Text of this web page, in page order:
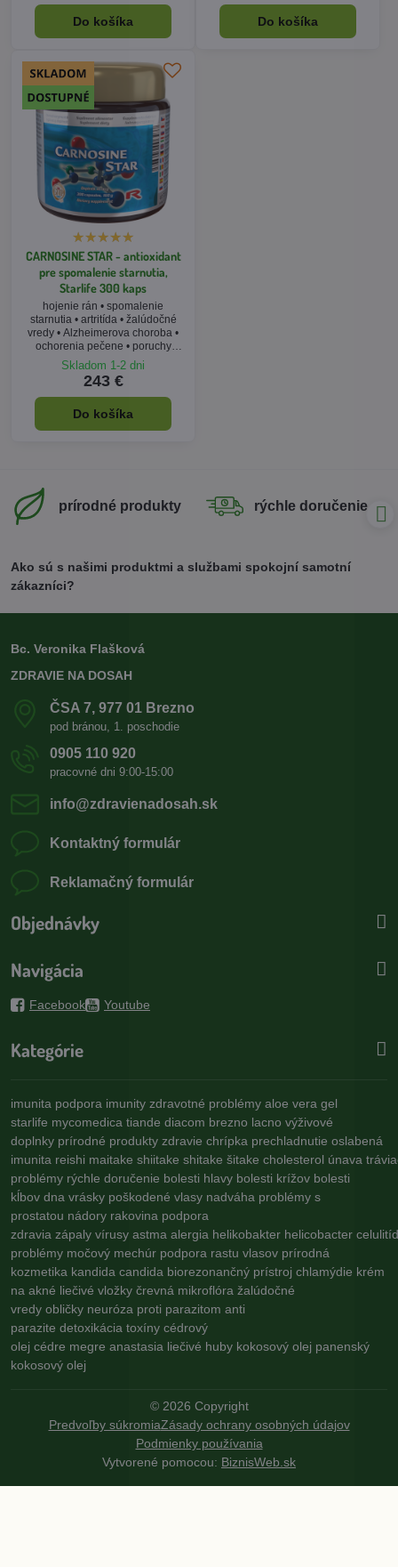
Do košíka Do košíka
CARNOSINE STAR - antioxidant
pre spomalenie starnutia,
Starlife 300 kaps
hojenie rán • spomalenie
starnutia • artritída • žalúdočné
vredy • Alzheimerova choroba •
ochorenia pečene • poruchy
spánku • výhodné XXL balenie
Skladom 1-2 dni
243 €
Do košíka
prírodné produkty rýchle doručenie
Ako sú s našimi produktmi a službami spokojní samotní
zákazníci?
Bc. Veronika Flašková
ZDRAVIE NA DOSAH
ČSA 7, 977 01 Brezno
pod bránou, 1. poschodie
0905 110 920
pracovné dni 9:00-15:00
info​@zdravienadosah​.sk
Kontaktný formulár
Reklamačný formulár
Objednávky
Navigácia
Facebook Youtube
Kategórie
imunita podpora imunity zdravotné problémy aloe vera gel
starlife mycomedica tiande diacom brezno lacno výživové
doplnky prírodné produkty zdravie chrípka prechladnutie oslabená
imunita reishi maitake shiitake shitake šitake cholesterol únava
problémy rýchle doručenie bolesti hlavy bolesti krížov bolesti
kĺbov dna vrásky poškodené vlasy nadváha problémy s
prostatou nádory rakovina podpora
zdravia zápaly vírusy astma alergia helikobakter helicobacter
problémy močový mechúr podpora rastu vlasov prírodná
kozmetika kandida candida biorezonančný prístroj chlamýdie krém
na akné liečivé vložky črevná mikroflóra žalúdočné
vredy obličky neuróza proti parazitom anti
parazite detoxikácia toxíny cédrový
olej cédre megre anastasia liečivé huby kokosový olej panenský
kokosový olej
© 2026 Copyright
Predvoľby súkromiaZásady ochrany osobných údajov
Podmienky používania
Vytvorené pomocou: BiznisWeb.sk